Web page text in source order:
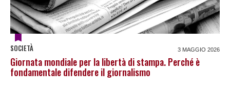
SOCIETÀ 3 MAGGIO 2026
Giornata mondiale per la libertà di stampa. Perché è
fondamentale difendere il giornalismo